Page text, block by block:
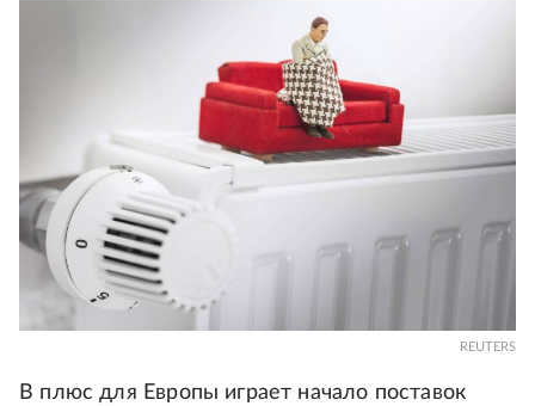
REUTERS
В плюс для Европы играет начало поставок